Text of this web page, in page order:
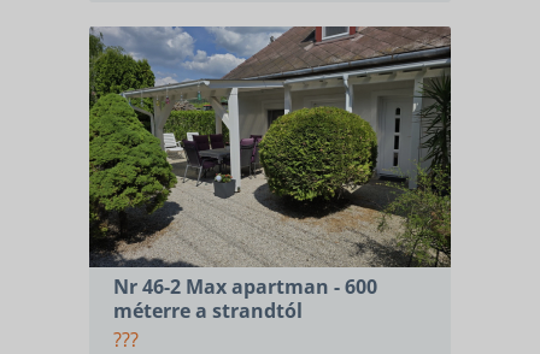
Nr 46-2 Max apartman - 600
méterre a strandtól
???